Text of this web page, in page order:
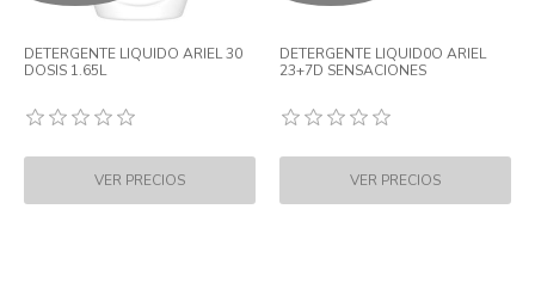
DETERGENTE LIQUIDO ARIEL 30
DOSIS 1.65L
DETERGENTE LIQUID0O ARIEL
23+7D SENSACIONES